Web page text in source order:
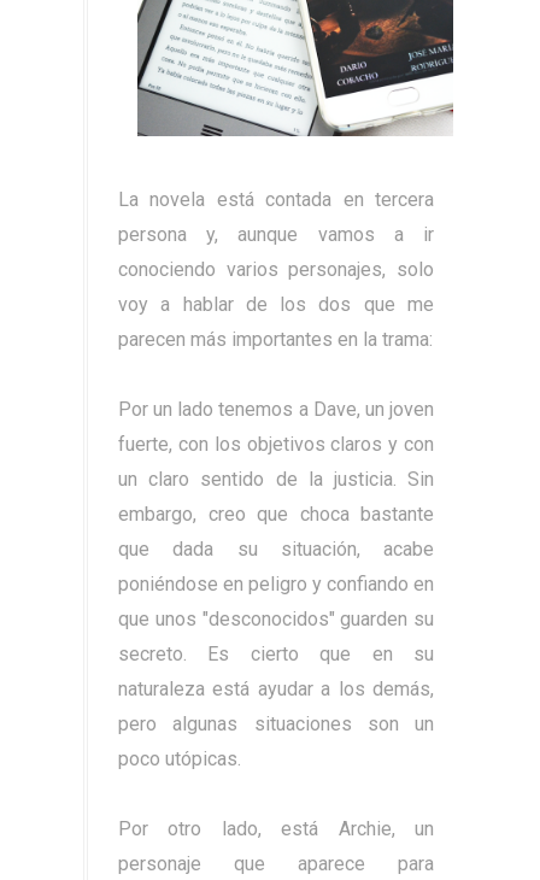
La novela está contada en tercera
persona y, aunque vamos a ir
conociendo varios personajes, solo
voy a hablar de los dos que me
parecen más importantes en la trama:
Por un lado tenemos a Dave, un joven
fuerte, con los objetivos claros y con
un claro sentido de la justicia. Sin
embargo, creo que choca bastante
que dada su situación, acabe
poniéndose en peligro y confiando en
que unos "desconocidos" guarden su
secreto. Es cierto que en su
naturaleza está ayudar a los demás,
pero algunas situaciones son un
poco utópicas.
Por otro lado, está Archie, un
personaje que aparece para